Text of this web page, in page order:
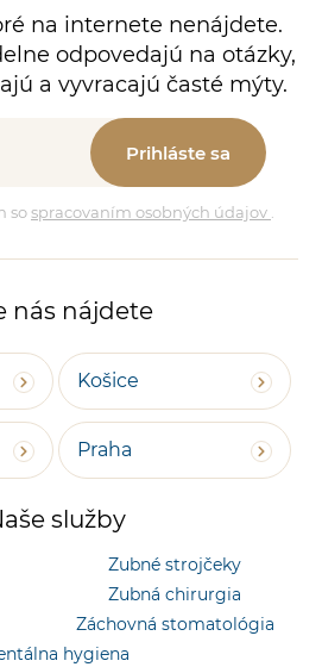
na internete nenájdete.
odpovedajú na otázky,
a vyvracajú časté mýty.
Prihláste sa
so spracovaním osobných údajov
nás nájdete
Košice
Praha
služby
Zubné strojčeky
Zubná chirurgia
Záchovná stomatológia
hygiena